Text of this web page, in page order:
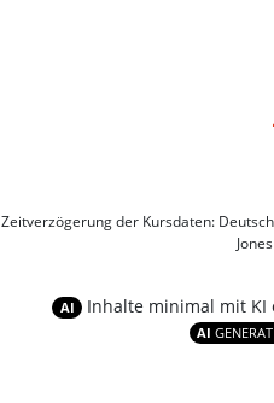
Zeitverzögerung der Kursdaten:
AI Inhalte minimal mit KI
AI